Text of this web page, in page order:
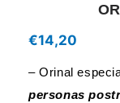
€14,20
– Orinal
personas